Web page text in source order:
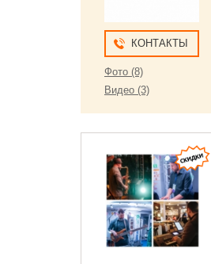
КОНТАКТЫ
Фото (8)
Видео (3)